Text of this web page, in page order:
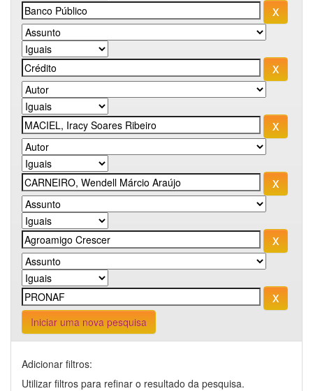
Iniciar uma nova pesquisa
Adicionar filtros:
Utilizar filtros para refinar o resultado da pesquisa.